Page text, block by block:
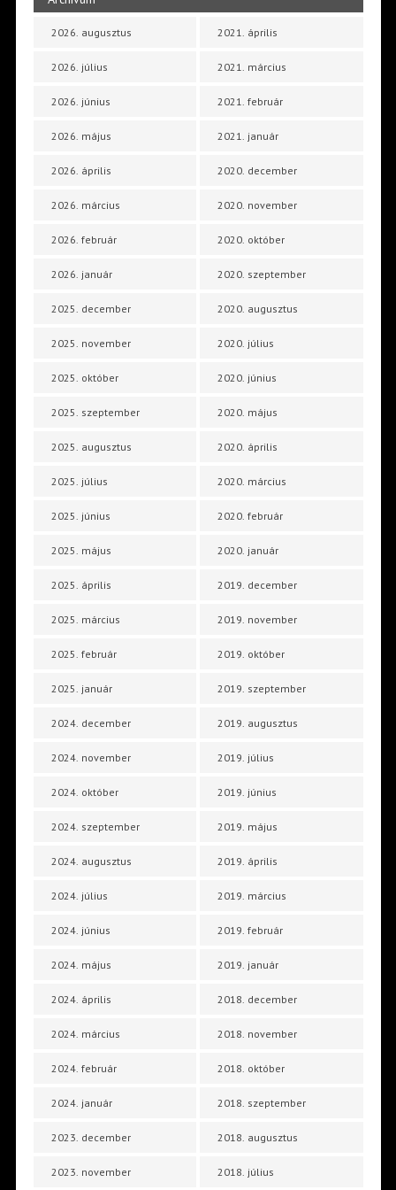
2026. augusztus
2026. július
2026. június
2026. május
2026. április
2026. március
2026. február
2026. január
2025. december
2025. november
2025. október
2025. szeptember
2025. augusztus
2025. július
2025. június
2025. május
2025. április
2025. március
2025. február
2025. január
2024. december
2024. november
2024. október
2024. szeptember
2024. augusztus
2024. július
2024. június
2024. május
2024. április
2024. március
2024. február
2024. január
2023. december
2023. november
2021. április
2021. március
2021. február
2021. január
2020. december
2020. november
2020. október
2020. szeptember
2020. augusztus
2020. július
2020. június
2020. május
2020. április
2020. március
2020. február
2020. január
2019. december
2019. november
2019. október
2019. szeptember
2019. augusztus
2019. július
2019. június
2019. május
2019. április
2019. március
2019. február
2019. január
2018. december
2018. november
2018. október
2018. szeptember
2018. augusztus
2018. július